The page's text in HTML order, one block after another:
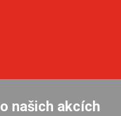
našich akcích